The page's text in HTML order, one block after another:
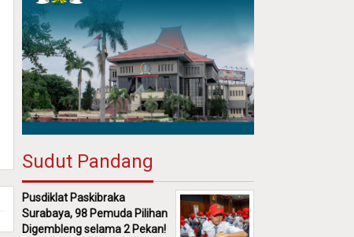
Sudut Pandang
Pusdiklat Paskibraka
Surabaya, 98 Pemuda Pilihan
Digembleng selama 2 Pekan!